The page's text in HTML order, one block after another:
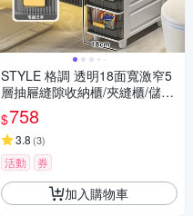
STYLE 格調 透明18面寬激窄5
層抽屜縫隙收納櫃/夾縫櫃/儲物
櫃/窄櫃(廚房/浴室/客廳/臥室/廁
所)
$758
3.8 (3)
活動 券
加入購物車